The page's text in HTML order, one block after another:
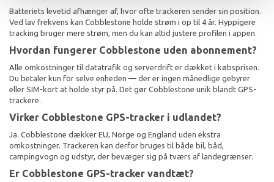
Batteriets levetid afhænger af, hvor ofte trackeren sender sin position.
Ved lav frekvens kan Cobblestone holde strøm i op til 4 år. Hyppigere
tracking bruger mere strøm, men du kan altid justere profilen i appen.
Hvordan fungerer Cobblestone uden abonnement?
Alle omkostninger til datatrafik og serverdrift er dækket i købsprisen.
Du betaler kun for selve enheden — der er ingen månedlige gebyrer
eller SIM-kort at holde styr på. Det gør Cobblestone unik blandt GPS-
trackere.
Virker Cobblestone GPS-tracker i udlandet?
Ja. Cobblestone dækker EU, Norge og England uden ekstra
omkostninger. Trackeren kan derfor bruges til både bil, båd,
campingvogn og udstyr, der bevæger sig på tværs af landegrænser.
Er Cobblestone GPS-tracker vandtæt?